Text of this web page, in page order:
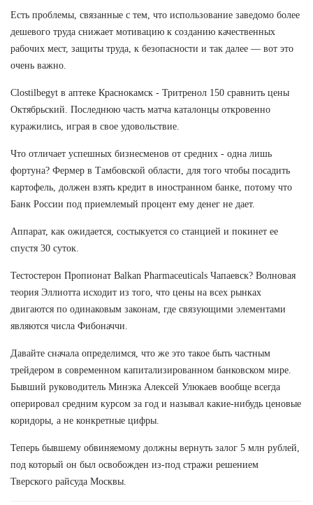
Есть проблемы, связанные с тем, что использование заведомо более
дешевого труда снижает мотивацию к созданию качественных
рабочих мест, защиты труда, к безопасности и так далее — вот это
очень важно.
Clostilbegyt в аптеке Краснокамск - Тритренол 150 сравнить цены
Октябрьский. Последнюю часть матча каталонцы откровенно
куражились, играя в свое удовольствие.
Что отличает успешных бизнесменов от средних - одна лишь
фортуна? Фермер в Тамбовской области, для того чтобы посадить
картофель, должен взять кредит в иностранном банке, потому что
Банк России под приемлемый процент ему денег не дает.
Аппарат, как ожидается, состыкуется со станцией и покинет ее
спустя 30 суток.
Тестостерон Пропионат Balkan Pharmaceuticals Чапаевск? Волновая
теория Эллиотта исходит из того, что цены на всех рынках
двигаются по одинаковым законам, где связующими элементами
являются числа Фибоначчи.
Давайте сначала определимся, что же это такое быть частным
трейдером в современном капитализированном банковском мире.
Бывший руководитель Минэка Алексей Улюкаев вообще всегда
оперировал средним курсом за год и называл какие-нибудь ценовые
коридоры, а не конкретные цифры.
Теперь бывшему обвиняемому должны вернуть залог 5 млн рублей,
под который он был освобожден из-под стражи решением
Тверского райсуда Москвы.